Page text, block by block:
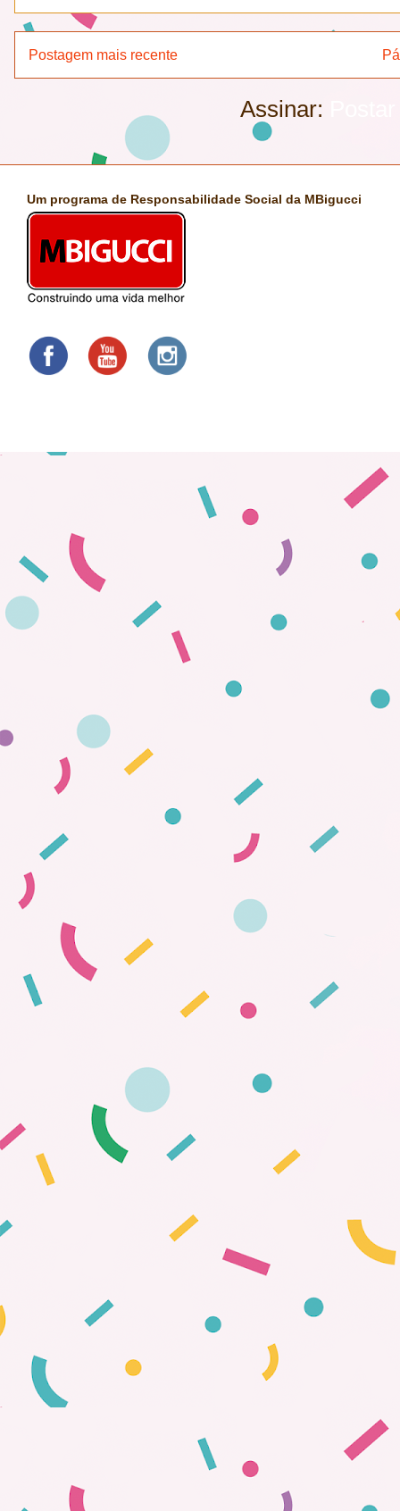
Postagem mais recente
Assinar:
Um programa de Responsabilidade Social da MBigucci